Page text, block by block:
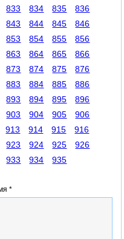
833 834 835
836
843 844 845
846
853 854 855
856
863 864 865
866
873 874 875
876
883 884 885
886
893 894 895
896
903 904 905
906
913 914 915
916
923 924 925
926
933 934 935
*